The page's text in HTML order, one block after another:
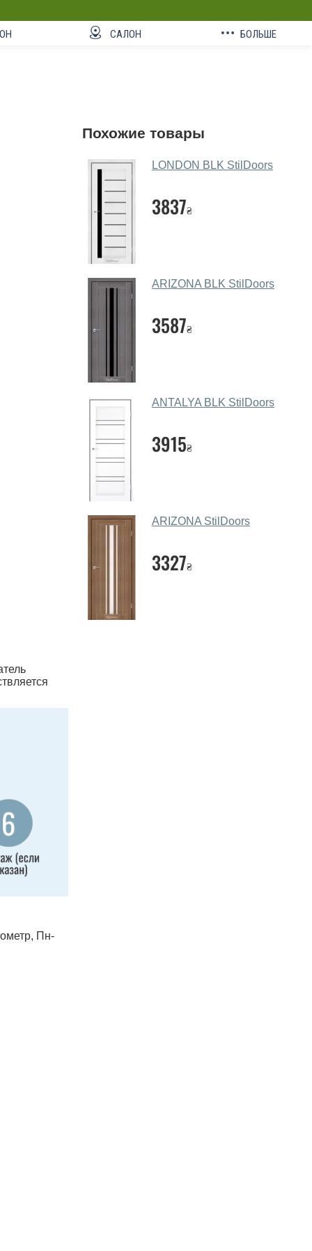
САЛОН БОЛЬШЕ
Пн-
Похожие товары
LONDON BLK StilDoors
3837₴
ARIZONA BLK StilDoors
3587₴
ANTALYA BLK StilDoors
3915₴
ARIZONA StilDoors
3327₴